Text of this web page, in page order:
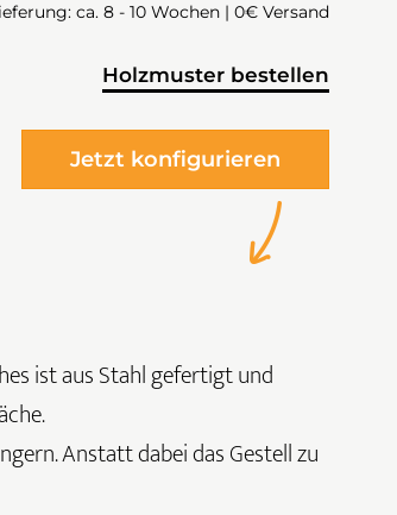
ca. 8 - 10 Wochen | 0€ Versand
Holzmuster bestellen
Jetzt konfigurieren
ist aus Stahl gefertigt und
Anstatt dabei das Gestell zu